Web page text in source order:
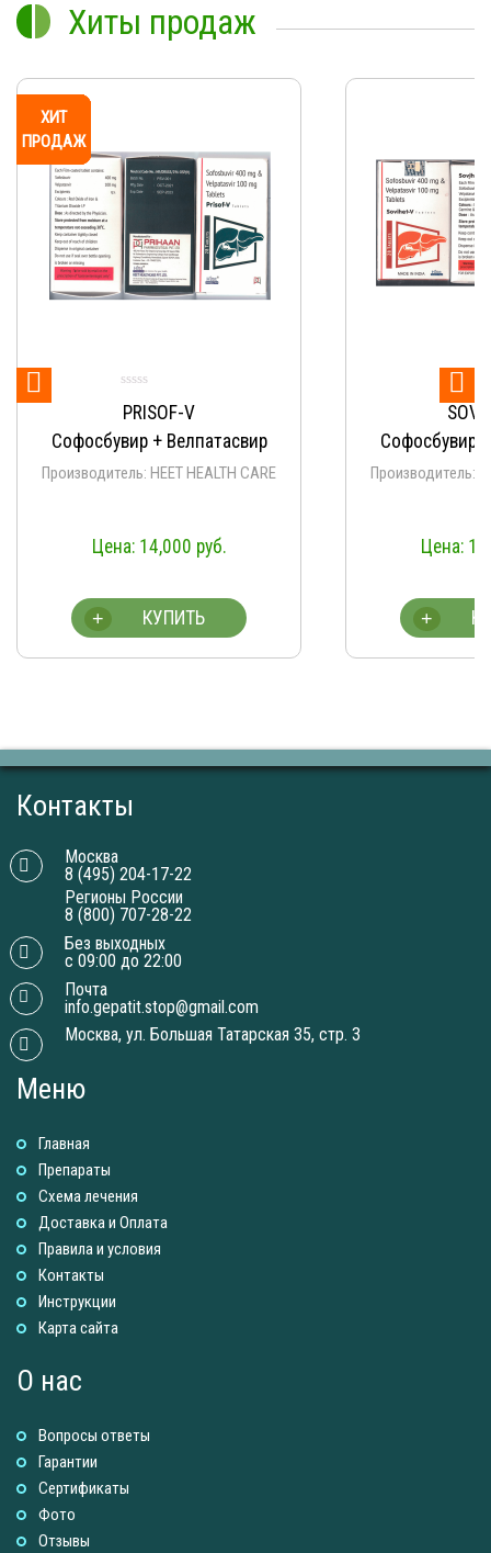
Хиты продаж
ХИТ
ПРОДАЖ
PRISOF-V
Софосбувир + Велпатасвир
Производитель: HEET HEALTH CARE
14,000 руб.
КУПИТЬ
+
ХИТ
ПРОДАЖ
Софосбувир
Производитель:
+
ХИТ
ПРОДАЖ
ХИТ
ПРОДАЖ
ХИТ
ПРОДАЖ
ХИТ
ПРОДАЖ
ХИТ
ПРОДАЖ
ХИТ
ПРОДАЖ
ХИТ
ПРОДАЖ
ХИТ
ПРОДАЖ
 
Контакты
Москва
8 (495) 204-17-22
Регионы России
8 (800) 707-28-22
Без выходных
с 09:00 до 22:00
Почта
info.gepatit.stop@gmail.com
Москва, ул. Большая Татарская 35, стр. 3
Меню
Главная
Препараты
Схема лечения
Доставка и Оплатa
Правила и условия
Контакты
Инструкции
Карта сайта
О нас
Вопросы ответы
Гарантии
Сертификаты
Фото
Отзывы